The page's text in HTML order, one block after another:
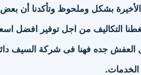
بشكل وملحوظ وتأكدنا أن بعض
التكاليف من اجل توفير افضل
جده فهنا فى شركة السيف